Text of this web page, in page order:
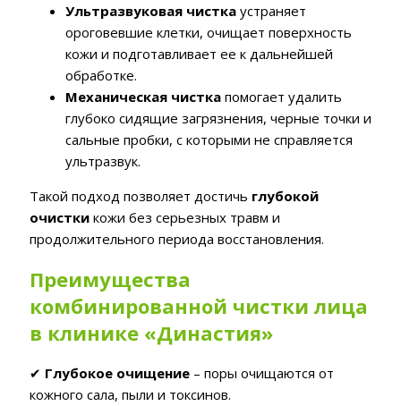
Ультразвуковая чистка устраняет
ороговевшие клетки, очищает поверхность
кожи и подготавливает ее к дальнейшей
обработке.
Механическая чистка помогает удалить
глубоко сидящие загрязнения, черные точки и
сальные пробки, с которыми не справляется
ультразвук.
Такой подход позволяет достичь глубокой
очистки кожи без серьезных травм и
продолжительного периода восстановления.
Преимущества
комбинированной чистки лица
в клинике «Династия»
✔ Глубокое очищение – поры очищаются от
кожного сала, пыли и токсинов.